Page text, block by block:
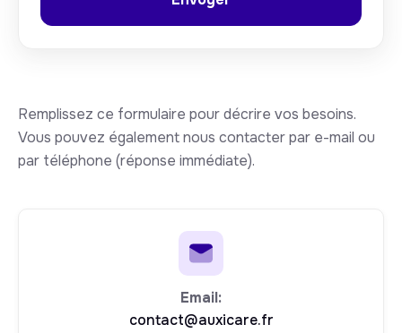
Remplissez ce formulaire pour décrire vos besoins.
Vous pouvez également nous contacter par e-mail ou
par téléphone (réponse immédiate).
Email:
contact@auxicare.fr